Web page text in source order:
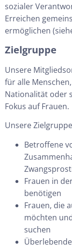
sozialer
Erreichen
ermöglichen
Zielgruppe
Unsere
für alle
Nationalität oder
Fokus auf Frauen.
Unsere
Betroffene
Frauen in
benötigen
Frauen, die
möchten
suchen